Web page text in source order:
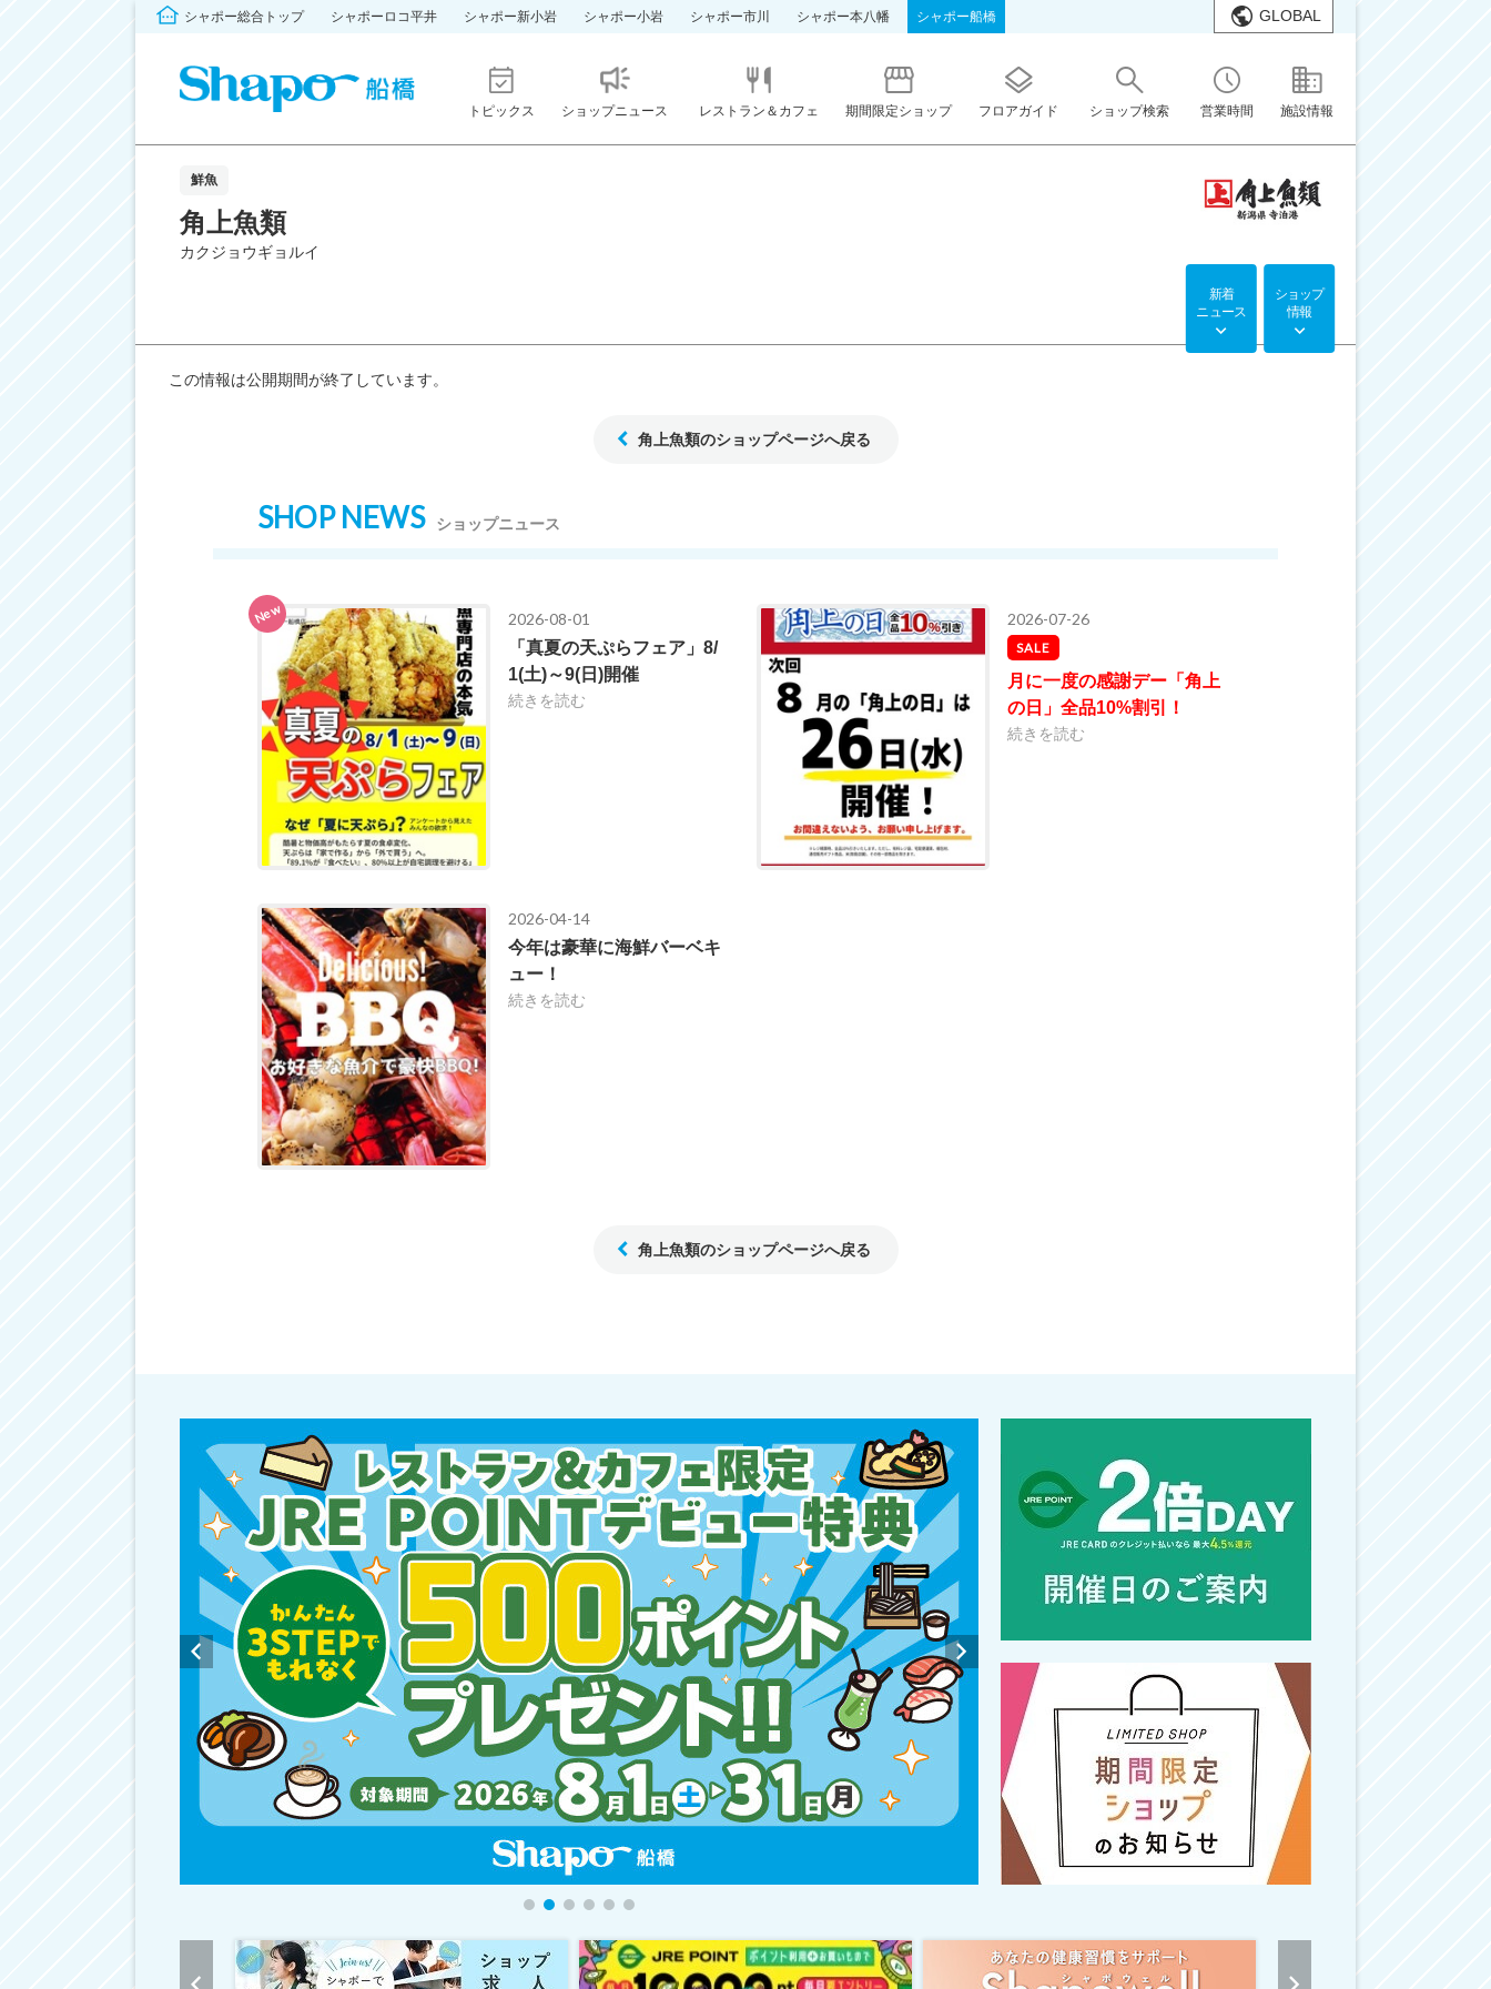
シャポー総合トップ シャポーロコ平井 シャポー新小岩 シャポー小岩 シャポー市川 シャポー本八幡 シャポー船橋 GLOBAL
トピックス ショップニュース レストラン＆カフェ 期間限定ショップ フロアガイド ショップ検索 営業時間 施設情報
鮮魚
角上魚類
カクジョウギョルイ
新着
ニュース
ショップ
情報
この情報は公開期間が終了しています。
角上魚類のショップページへ戻る
SHOP NEWS ショップニュース
New
2026-08-01
「真夏の天ぷらフェア」8/
1(土)～9(日)開催
続きを読む
2026-07-26
SALE
月に一度の感謝デー「角上
の日」全品10%割引！
続きを読む
2026-04-14
今年は豪華に海鮮バーベキ
ュー！
続きを読む
角上魚類のショップページへ戻る